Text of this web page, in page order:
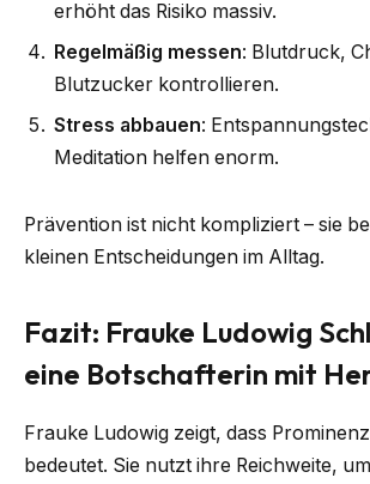
erhöht das Risiko massiv.
Regelmäßig messen: Blutdruck,
Blutzucker kontrollieren.
Stress abbauen:
Meditation helfen enorm.
Prävention ist nicht kompliziert – sie
kleinen Entscheidungen im Alltag.
Fazit: Frauke Ludowig
eine Botschafterin mit
Frauke Ludowig zeigt, dass
bedeutet. Sie nutzt ihre Reichweite,